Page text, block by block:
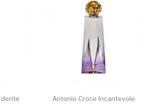
Antonio Croce Incantevole